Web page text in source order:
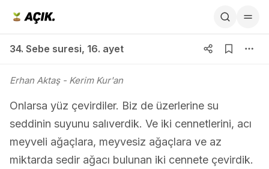
34. Sebe suresi, 16. ayet
Erhan Aktaş- Kerim Kur'an
Onlarsa yüz çevirdiler. Biz de üzerlerine su
seddinin suyunu salıverdik. Ve iki cennetlerini, acı
meyveli ağaçlara, meyvesiz ağaçlara ve az
miktarda sedir ağacı bulunan iki cennete çevirdik.